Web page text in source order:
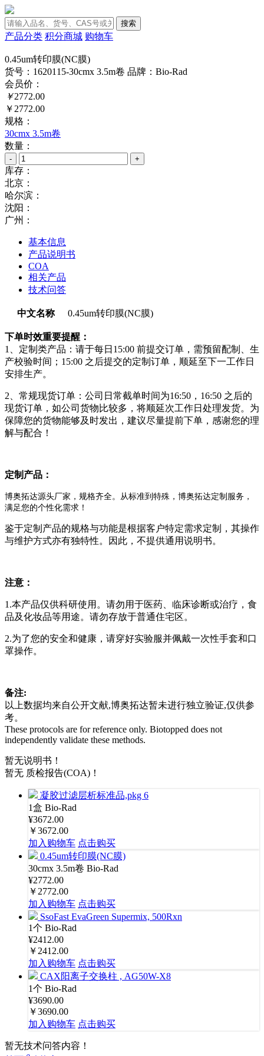
搜索
产品分类 积分商城 购物车
0.45um转印膜(NC膜)
货号：1620115-30cmx 3.5m卷 品牌：Bio-Rad
会员价：
￥2772.00
￥2772.00
规格：
30cmx 3.5m卷
数量：
- +
库存：
北京：
哈尔滨：
沈阳：
广州：
基本信息
产品说明书
COA
相关产品
技术问答
中文名称 0.45um转印膜(NC膜)
下单时效重要提醒：
1、定制类产品：请于每日15:00 前提交订单，需预留配制、生
产校验时间；15:00 之后提交的定制订单，顺延至下一工作日
安排生产。
2、常规现货订单：公司日常截单时间为16:50，16:50 之后的
现货订单，如公司货物比较多，将顺延次工作日处理发货。为
保障您的货物能够及时发出，建议尽量提前下单，感谢您的理
解与配合！
定制产品：
博奥拓达源头厂家，规格齐全。从标准到特殊，博奥拓达定制服务，
满足您的个性化需求！
鉴于定制产品的规格与功能是根据客户特定需求定制，其操作
与维护方式亦有独特性。因此，不提供通用说明书。
注意：
1.本产品仅供科研使用。请勿用于医药、临床诊断或治疗，食
品及化妆品等用途。请勿存放于普通住宅区。
2.为了您的安全和健康，请穿好实验服并佩戴一次性手套和口
罩操作。
备注:
以上数据均来自公开文献,博奥拓达暂未进行独立验证,仅供参
考。
These protocols are for reference only. Biotopped does not
independently validate these methods.
暂无说明书！
暂无 质检报告(COA)！
凝胶过滤层析标准品,pkg 6
1盒 Bio-Rad
¥3672.00
￥3672.00
加入购物车 点击购买
0.45um转印膜(NC膜)
30cmx 3.5m卷 Bio-Rad
¥2772.00
￥2772.00
加入购物车 点击购买
SsoFast EvaGreen Supermix, 500Rxn
1个 Bio-Rad
¥2412.00
￥2412.00
加入购物车 点击购买
CAX阳离子交换柱 , AG50W-X8
1个 Bio-Rad
¥3690.00
￥3690.00
加入购物车 点击购买
暂无技术问答内容！